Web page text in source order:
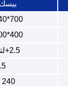
بيسك 400
700*840*980
400*300*200
2.5+لتر/100
240 كجم